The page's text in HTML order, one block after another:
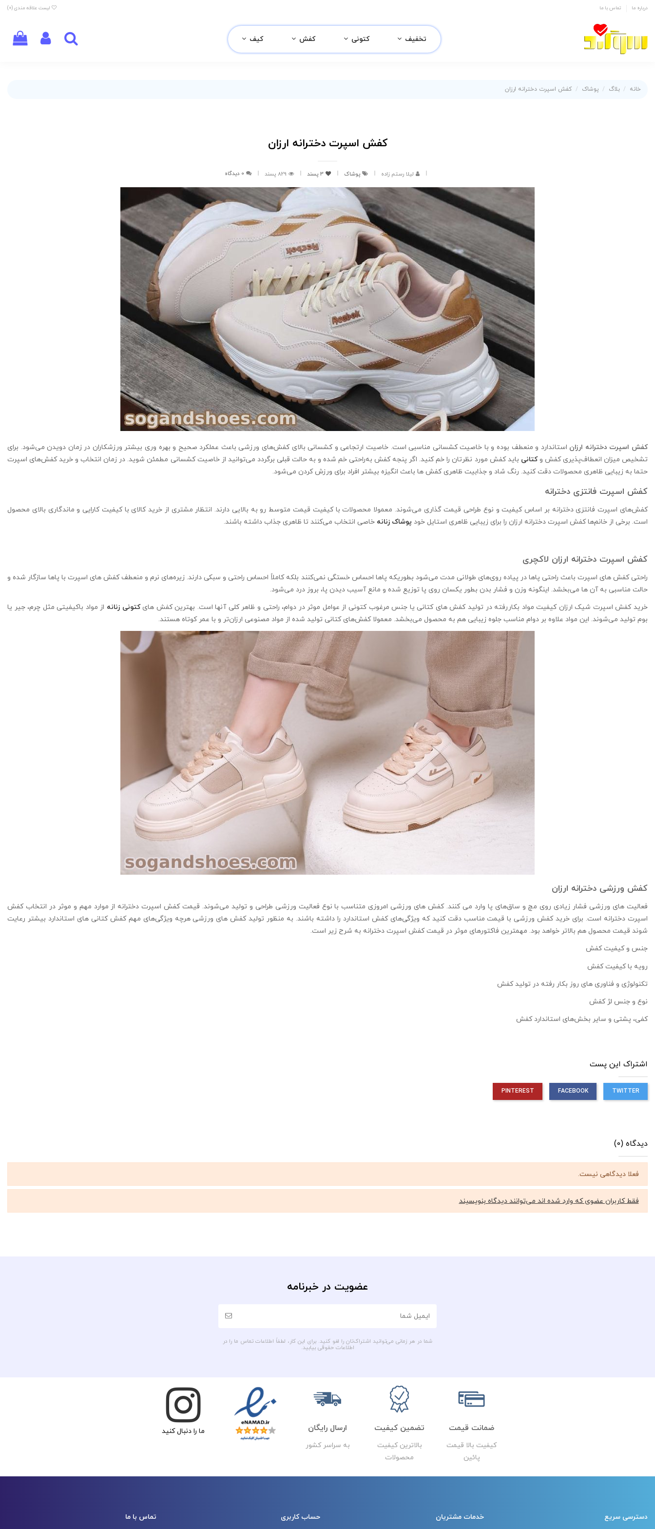
درباره ما تماس با ما لیست علاقه مندی (0
)
تخفیف کتونی کفش کیف
خانه بلاگ پوشاک کفش اسپرت دخترانه ارزان
کفش اسپرت دخترانه ارزان
لیلا رستم زاده پوشاک 3 پسند 829 پسند 0 دیدگاه
کفش اسپرت دخترانه ارزان استاندارد و منعطف بوده و با خاصیت کشسانی مناسبی است. خاصیت ارتجاعی و کشسانی بالای کفش‌های ورزشی باعث عملکرد صحیح و بهره وری بیشتر ورزشکاران در زمان دویدن می‌شود. برای
تشخیص میزان انعطاف‌پذیری کفش وکتانی باید کفش مورد نظرتان را خم کنید. اگر پنجه کفش به‌راحتی خم شده و به حالت قبلی برگردد می‌توانید از خاصیت کشسانی مطمئن شوید. در زمان انتخاب و خرید کفش‌های اسپرت
حتما به زیبایی ظاهری محصولات دقت کنید. رنگ شاد و جذابیت ظاهری کفش ها باعث انگیزه بیشتر افراد برای ورزش کردن می‌شود.
کفش اسپرت فانتزی دخترانه
کفش‌های اسپرت فانتزی دخترانه بر اساس کیفیت و نوع طراحی قیمت گذاری می‌شوند. معمولا محصولات با کیفیت قیمت متوسط رو به بالایی دارند. انتظار مشتری از خرید کالای با کیفیت کارایی و ماندگاری بالای محصول
است. برخی از خانم‌ها کفش اسپرت دخترانه ارزان را برای زیبایی ظاهری استایل خود پوشاک زنانه خاصی انتخاب می‌کنند تا ظاهری جذاب داشته باشند.
کفش اسپرت دخترانه ارزان لاکچری
راحتی کفش های اسپرت باعث راحتی پاها در پیاده‌ روی‌های طولانی مدت می‌شود بطوریکه پاها احساس خستگی نمی‌کنند بلکه کاملاً احساس راحتی و سبکی دارند. زیره‌های نرم و منعطف کفش های اسپرت با پاها سازگار شده و
حالت مناسبی به آن ها می‌بخشد. اینگونه وزن و فشار بدن بطور یکسان روی پا توزیع شده و مانع آسیب دیدن پا، بروز درد می‌شود.
خرید کفش اسپرت شیک ارزان کیفیت مواد بکاررفته در تولید کفش های کتانی یا جنس مرغوب کتونی از عوامل موثر در دوام، راحتی و ظاهر کلی آنها است. بهترین کفش هایکتونی زنانه از مواد باکیفیتی مثل چرم، جیر یا
بوم تولید می‌شوند. این مواد علاوه بر دوام مناسب جلوه زیبایی هم به محصول می‌بخشد. معمولا کفش‌های کتانی تولید شده از مواد مصنوعی ارزان‌تر و با عمر کوتاه هستند.
کفش ورزشی دخترانه ارزان
فعالیت های ورزشی فشار زیادی روی مچ و ساق‌های پا وارد می کنند. کفش های ورزشی امروزی متناسب با نوع فعالیت ورزشی طراحی و تولید می‌شوند. قیمت کفش اسپرت دخترانه از موارد مهم و موثر در انتخاب کفش
اسپرت دخترانه است. برای خرید کفش ورزشی با قیمت مناسب دقت کنید که ویژگی‌های کفش استاندارد را داشته باشند. به منظور تولید کفش های ورزشی هرچه ویژگی‌های مهم کفش کتانی های استاندارد بیشتر رعایت
شوند قیمت محصول هم بالاتر خواهد بود. مهمترین فاکتورهای موثر در قیمت کفش اسپرت دخترانه به شرح زیر است.
جنس و کیفیت کفش
رویه با کیفیت کفش
تکنولوژی و فناوری های روز بکار رفته در تولید کفش
نوع و جنس لژ کفش
کفی، پشتی و سایر بخش‌های استاندارد کفش
اشتراک این پست
TWITTER
FACEBOOK
PINTEREST
دیدگاه (0)
فعلا دیدگاهی نیست.
فقط کاربران عضوی که وارد شده اند می‌توانند دیدگاه بنویسیند
عضویت در خبرنامه
شما در هر زمانی می‌توانید اشتراک‌تان را لغو کنید. برای این کار، لطفاً اطلاعات تماس ما را در
اطلاعات حقوقی بیابید.
ضمانت قیمت
کیفیت بالا قیمت
پائین
تضمین کیفیت
بالاترین کیفیت
محصولات
ارسال رایگان
به سراسر کشور
ما را دنبال کنید
دسترسی سریع خدمات مشتریان حساب کاربری تماس با ما